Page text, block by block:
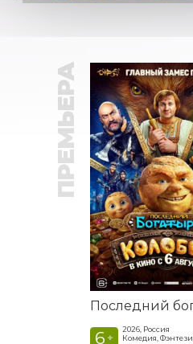
ПРЕМЬЕРА
6 +
2026, Россия
Комедия, Фэнтези,